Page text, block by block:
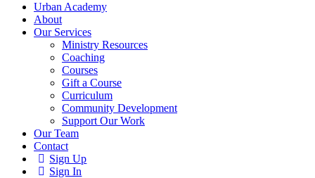
Urban Academy
About
Our Services
Ministry Resources
Coaching
Courses
Gift a Course
Curriculum
Community Development
Support Our Work
Our Team
Contact
Sign Up
Sign In